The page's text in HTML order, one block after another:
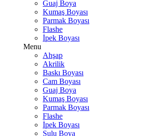
Guaj Boya
Kumaş Boyası
Parmak Boyası
Flashe
İpek Boyası
Menu
Ahşap
Akrilik
Baskı Boyası
Cam Boyası
Guaj Boya
Kumaş Boyası
Parmak Boyası
Flashe
İpek Boyası
Sulu Boya